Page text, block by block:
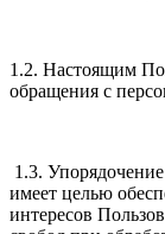
1.2. Настоящим
обращения с
1.3.
имеет целью
интересов